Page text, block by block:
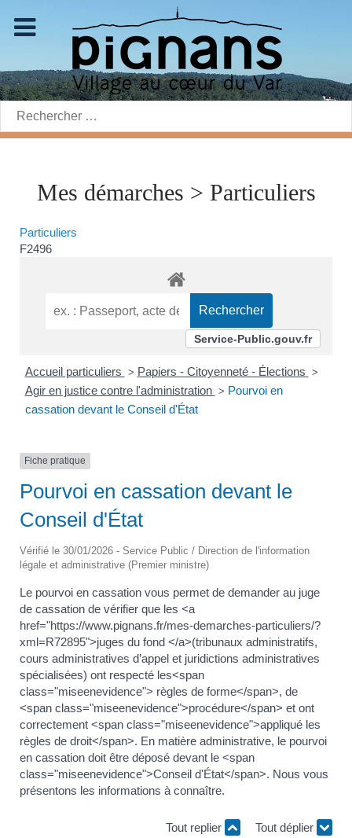
Rechercher:
Mes démarches > Particuliers
Particuliers
F2496
Service-Public.gouv.fr
Accueil particuliers > Papiers - Citoyenneté - Élections >
Agir en justice contre l'administration > Pourvoi en
cassation devant le Conseil d'État
Fiche pratique
Pourvoi en cassation devant le
Conseil d'État
Vérifié le 30/01/2026 - Service Public / Direction de l'information
légale et administrative (Premier ministre)
Le pourvoi en cassation vous permet de demander au juge
de cassation de vérifier que les <a
href="https://www.pignans.fr/mes-demarches-particuliers/?
xml=R72895">juges du fond </a>(tribunaux administratifs,
cours administratives d’appel et juridictions administratives
spécialisées) ont respecté les<span
class="miseenevidence"> règles de forme</span>, de
<span class="miseenevidence">procédure</span> et ont
correctement <span class="miseenevidence">appliqué les
règles de droit</span>. En matière administrative, le pourvoi
en cassation doit être déposé devant le <span
class="miseenevidence">Conseil d'État</span>. Nous vous
présentons les informations à connaître.
Tout replier Tout déplier